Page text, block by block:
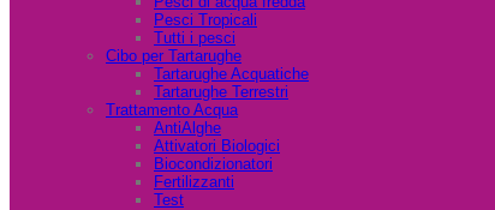
Pesci Tropicali
Tutti i pesci
Cibo per Tartarughe
Tartarughe Acquatiche
Tartarughe Terrestri
Trattamento Acqua
AntiAlghe
Attivatori Biologici
Biocondizionatori
Fertilizzanti
Test